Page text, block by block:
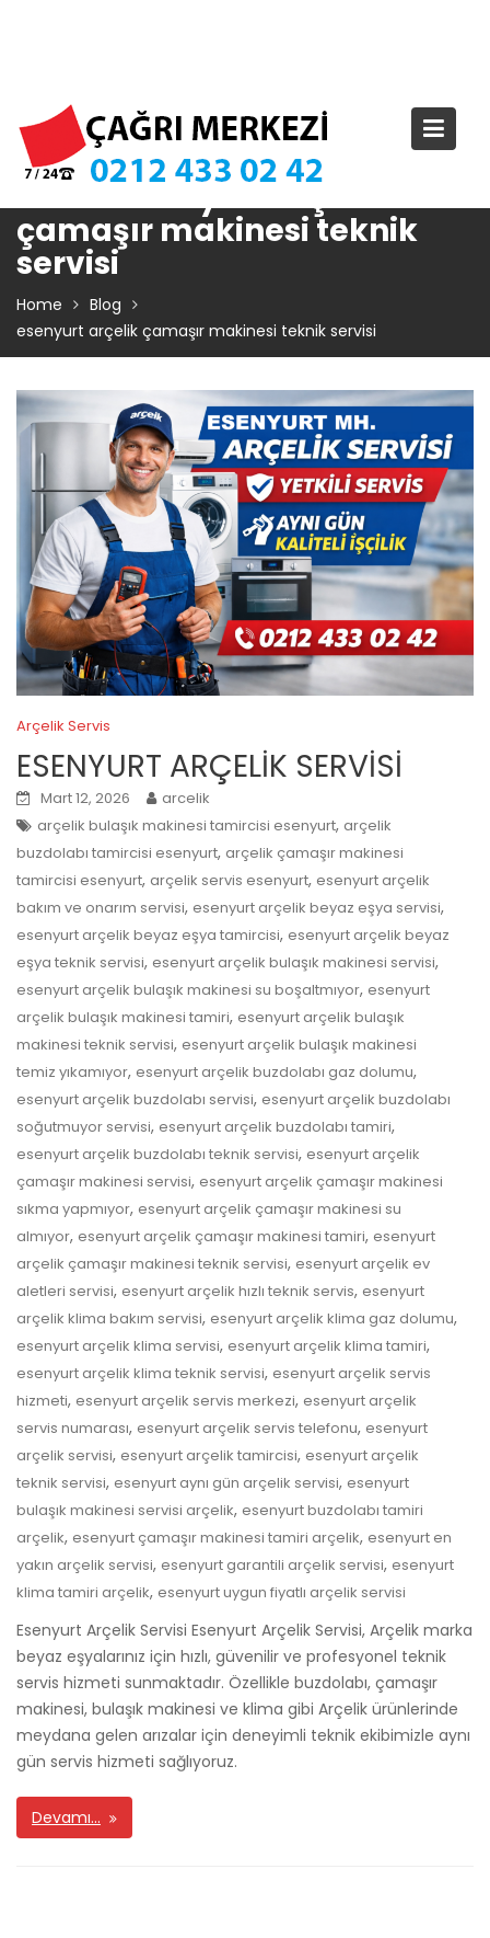
Etiket:esenyurt arçelik
çamaşır makinesi teknik
servisi
Home
Blog
esenyurt arçelik çamaşır makinesi teknik servisi
Arçelik Servis
ESENYURT ARÇELİK SERVİSİ
Mart 12, 2026
arcelik
arçelik bulaşık makinesi tamircisi esenyurt, arçelik
buzdolabı tamircisi esenyurt, arçelik çamaşır makinesi
tamircisi esenyurt, arçelik servis esenyurt, esenyurt arçelik
bakım ve onarım servisi, esenyurt arçelik beyaz eşya servisi,
esenyurt arçelik beyaz eşya tamircisi, esenyurt arçelik beyaz
eşya teknik servisi, esenyurt arçelik bulaşık makinesi servisi,
esenyurt arçelik bulaşık makinesi su boşaltmıyor, esenyurt
arçelik bulaşık makinesi tamiri, esenyurt arçelik bulaşık
makinesi teknik servisi, esenyurt arçelik bulaşık makinesi
temiz yıkamıyor, esenyurt arçelik buzdolabı gaz dolumu,
esenyurt arçelik buzdolabı servisi, esenyurt arçelik buzdolabı
soğutmuyor servisi, esenyurt arçelik buzdolabı tamiri,
esenyurt arçelik buzdolabı teknik servisi, esenyurt arçelik
çamaşır makinesi servisi, esenyurt arçelik çamaşır makinesi
sıkma yapmıyor, esenyurt arçelik çamaşır makinesi su
almıyor, esenyurt arçelik çamaşır makinesi tamiri, esenyurt
arçelik çamaşır makinesi teknik servisi, esenyurt arçelik ev
aletleri servisi, esenyurt arçelik hızlı teknik servis, esenyurt
arçelik klima bakım servisi, esenyurt arçelik klima gaz dolumu,
esenyurt arçelik klima servisi, esenyurt arçelik klima tamiri,
esenyurt arçelik klima teknik servisi, esenyurt arçelik servis
hizmeti, esenyurt arçelik servis merkezi, esenyurt arçelik
servis numarası, esenyurt arçelik servis telefonu, esenyurt
arçelik servisi, esenyurt arçelik tamircisi, esenyurt arçelik
teknik servisi, esenyurt aynı gün arçelik servisi, esenyurt
bulaşık makinesi servisi arçelik, esenyurt buzdolabı tamiri
arçelik, esenyurt çamaşır makinesi tamiri arçelik, esenyurt en
yakın arçelik servisi, esenyurt garantili arçelik servisi, esenyurt
klima tamiri arçelik, esenyurt uygun fiyatlı arçelik servisi
Esenyurt Arçelik Servisi Esenyurt Arçelik Servisi, Arçelik marka
beyaz eşyalarınız için hızlı, güvenilir ve profesyonel teknik
servis hizmeti sunmaktadır. Özellikle buzdolabı, çamaşır
makinesi, bulaşık makinesi ve klima gibi Arçelik ürünlerinde
meydana gelen arızalar için deneyimli teknik ekibimizle aynı
gün servis hizmeti sağlıyoruz.
Devamı…